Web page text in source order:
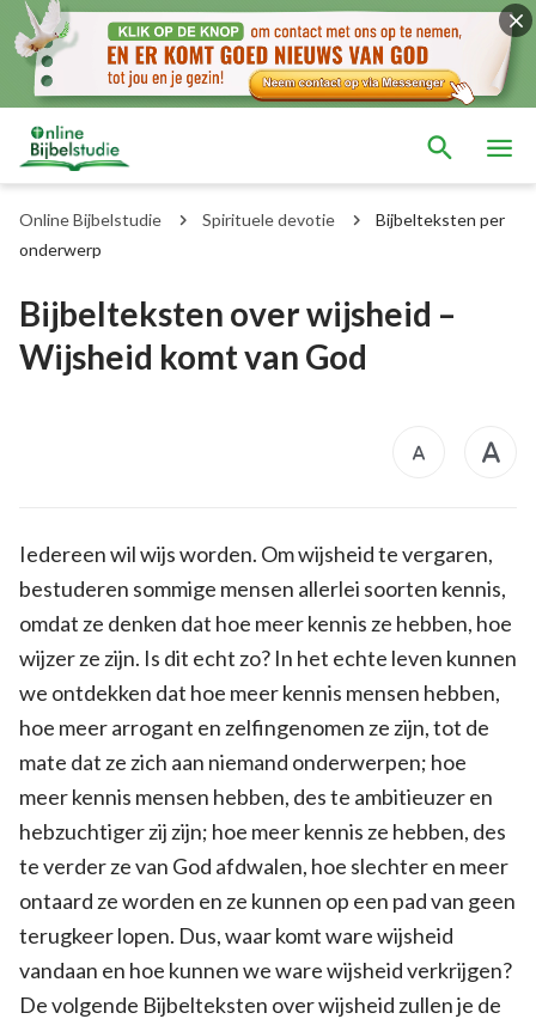
Online Bijbelstudie Spirituele devotie
Bijbelteksten per
onderwerp
Bijbelteksten over wijsheid –
Wijsheid komt van God
Iedereen wil wijs worden. Om wijsheid te vergaren,
bestuderen sommige mensen allerlei soorten kennis,
omdat ze denken dat hoe meer kennis ze hebben, hoe
wijzer ze zijn. Is dit echt zo? In het echte leven kunnen
we ontdekken dat hoe meer kennis mensen hebben,
hoe meer arrogant en zelfingenomen ze zijn, tot de
mate dat ze zich aan niemand onderwerpen; hoe
meer kennis mensen hebben, des te ambitieuzer en
hebzuchtiger zij zijn; hoe meer kennis ze hebben, des
te verder ze van God afdwalen, hoe slechter en meer
ontaard ze worden en ze kunnen op een pad van geen
terugkeer lopen. Dus, waar komt ware wijsheid
vandaan en hoe kunnen we ware wijsheid verkrijgen?
De volgende Bijbelteksten over wijsheid zullen je de